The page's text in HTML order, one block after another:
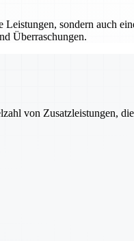
sondern auch
Überraschungen.
von Zusatzleistungen,